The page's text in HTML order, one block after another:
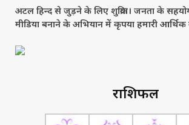
अटल हिन्द से जुड़ने के लिए शुक्रिया। जनता के
मीडिया बनाने के अभियान में कृपया हमारी
राशिफल